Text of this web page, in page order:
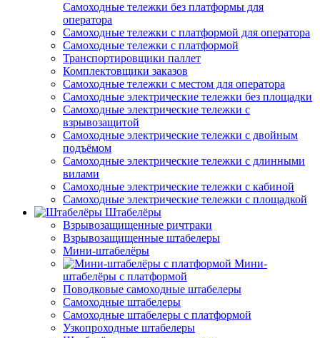
Самоходные тележки без платформы для
оператора
Самоходные тележки с платформой для оператора
Самоходные тележки с платформой
Транспортировщики паллет
Комплектовщики заказов
Самоходные тележки с местом для оператора
Самоходные электрические тележки без площадки
Самоходные электрические тележки с
взрывозащитой
Самоходные электрические тележки с двойным
подъёмом
Самоходные электрические тележки с длинными
вилами
Самоходные электрические тележки с кабиной
Самоходные электрические тележки с площадкой
Штабелёры
Взрывозащищенные ричтраки
Взрывозащищенные штабелеры
Мини-штабелёры
Мини-
штабелёры с платформой
Поводковые самоходные штабелеры
Самоходные штабелеры
Самоходные штабелеры с платформой
Узкопроходные штабелеры